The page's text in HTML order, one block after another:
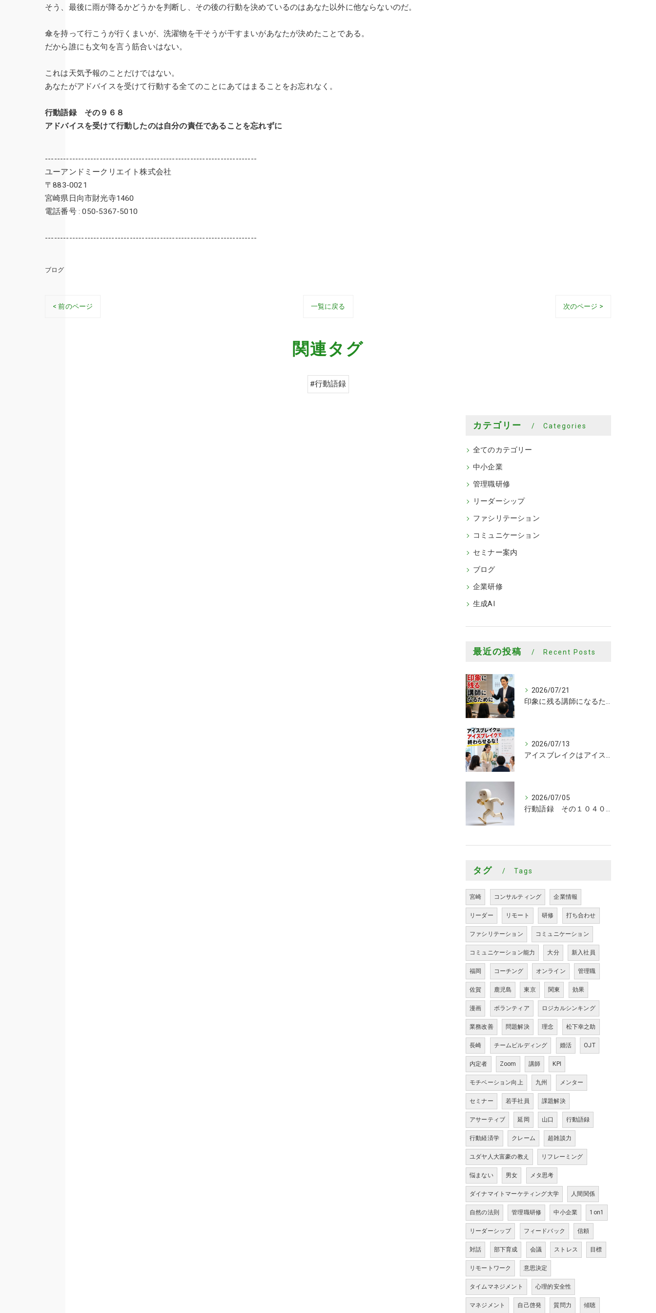
そう、最後に雨が降るかどうかを判断し、その後の行動を決めているのはあなた以外に他ならないのだ。
傘を持って行こうが行くまいが、洗濯物を干そうが干すまいがあなたが決めたことである。
だから誰にも文句を言う筋合いはない。
これは天気予報のことだけではない。
あなたがアドバイスを受けて行動する全てのことにあてはまることをお忘れなく。
行動語録 その９６８
アドバイスを受けて行動したのは自分の責任であることを忘れずに
----------------------------------------------------------------------
ユーアンドミークリエイト株式会社
〒883-0021
宮崎県日向市財光寺1460
電話番号 : 050-5367-5010
----------------------------------------------------------------------
ブログ
< 前のページ 一覧に戻る 次のページ >
関連タグ
#行動語録
カテゴリー Categories
全てのカテゴリー
中小企業
管理職研修
リーダーシップ
ファシリテーション
コミュニケーション
セミナー案内
ブログ
企業研修
生成AI
最近の投稿 Recent Posts
2026/07/21
印象に残る講師になるために
2026/07/13
アイスブレイクはアイスブレイクで終わらせるな！
2026/07/05
行動語録 その１０４０ 行動あるのみ！
タグ Tags
宮崎 コンサルティング 企業情報
リーダー リモート 研修 打ち合わせ
ファシリテーション コミュニケーション
コミュニケーション能力 大分 新入社員
福岡 コーチング オンライン 管理職
佐賀 鹿児島 東京 関東 効果
漫画 ボランティア ロジカルシンキング
業務改善 問題解決 理念 松下幸之助
長崎 チームビルディング 婚活 OJT
内定者 Zoom 講師 KPI
モチベーション向上 九州 メンター
セミナー 若手社員 課題解決
アサーティブ 延岡 山口 行動語録
行動経済学 クレーム 超雑談力
ユダヤ人大富豪の教え リフレーミング
悩まない 男女 メタ思考
ダイナマイトマーケティング大学 人間関係
自然の法則 管理職研修 中小企業 1on1
リーダーシップ フィードバック 信頼
対話 部下育成 会議 ストレス 目標
リモートワーク 意思決定
タイムマネジメント 心理的安全性
マネジメント 自己啓発 質問力 傾聴